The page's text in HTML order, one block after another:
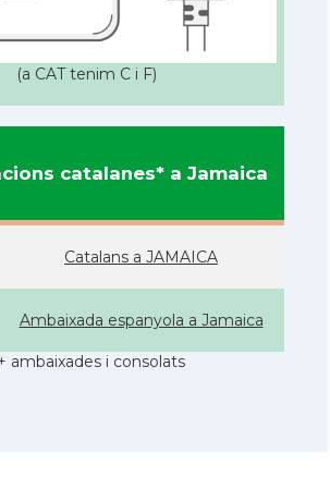
(a CAT tenim C i F)
catalanes* a Jamaica
Catalans a JAMAICA
Ambaixada espanyola a Jamaica
ambaixades i consolats